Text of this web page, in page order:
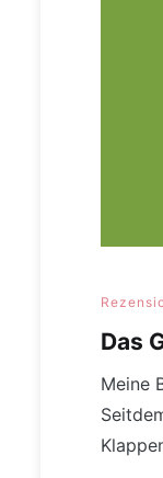
Das
Meine